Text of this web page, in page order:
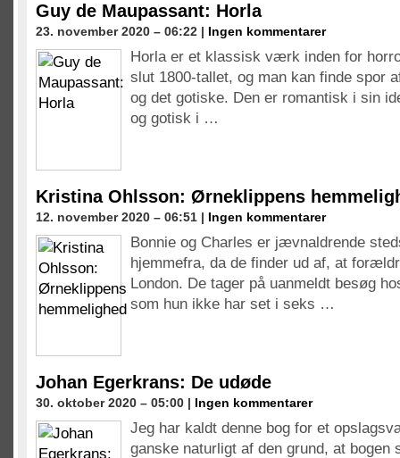
Guy de Maupassant: Horla
23. november 2020 – 06:22 | Ingen kommentarer
Horla er et klassisk værk inden for
slut 1800-tallet, og man kan finde spor
og det gotiske. Den er romantisk i sin
og gotisk i …
Kristina Ohlsson: Ørneklippens
12. november 2020 – 06:51 | Ingen kommentarer
Bonnie og Charles er jævnaldrende
hjemmefra, da de finder ud af, at
London. De tager på uanmeldt besøg
som hun ikke har set i seks …
Johan Egerkrans: De udøde
30. oktober 2020 – 05:00 | Ingen kommentarer
Jeg har kaldt denne bog for et
ganske naturligt af den grund, at